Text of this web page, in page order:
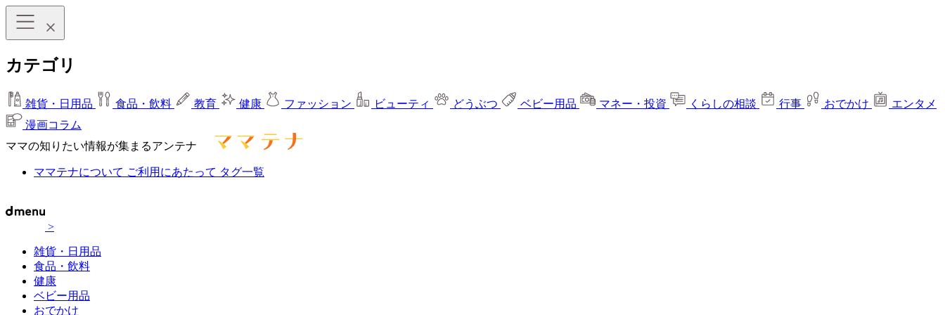
カテゴリ
雑貨・日用品 食品・飲料 教育 健康 ファッション ビューティ どうぶつ ベビー用品 マネー・投資 くらしの相談 行事 おでかけ
エンタメ
漫画コラム
ママの知りたい情報が集まるアンテナ
ママテナについて ご利用にあたって タグ一覧
>
雑貨・日用品
食品・飲料
健康
ベビー用品
おでかけ